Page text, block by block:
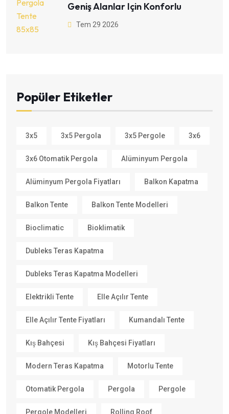
Geniş Alanlar Için Konforlu
Tem 29 2026
Popüler Etiketler
3x5 3x5 Pergola 3x5 Pergole 3x6
3x6 Otomatik Pergola Alüminyum Pergola
Alüminyum Pergola Fiyatları Balkon Kapatma
Balkon Tente Balkon Tente Modelleri
Bioclimatic Bioklimatik
Dubleks Teras Kapatma
Dubleks Teras Kapatma Modelleri
Elektrikli Tente Elle Açılır Tente
Elle Açılır Tente Fiyatları Kumandalı Tente
Kış Bahçesi Kış Bahçesi Fiyatları
Modern Teras Kapatma Motorlu Tente
Otomatik Pergola Pergola Pergole
Pergole Modelleri Rolling Roof